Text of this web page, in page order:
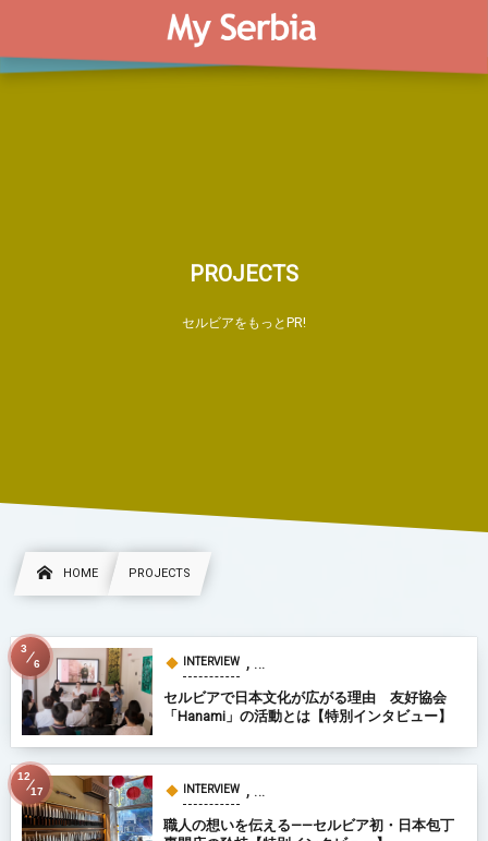
PROJECTS
セルビアをもっとPR!
HOME PROJECTS
INTERVIEW , …
セルビアで日本文化が広がる理由 友好協会
「Hanami」の活動とは【特別インタビュー】
3
6
INTERVIEW , …
職人の想いを伝える——セルビア初・日本包丁
12
17